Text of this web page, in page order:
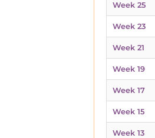
Week 25
Week 23
Week 21
Week 19
Week 17
Week 15
Week 13